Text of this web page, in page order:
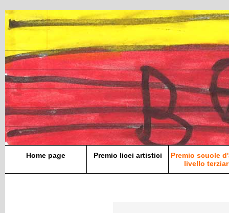
Home page Premio licei artistici
Premio scuole
livello